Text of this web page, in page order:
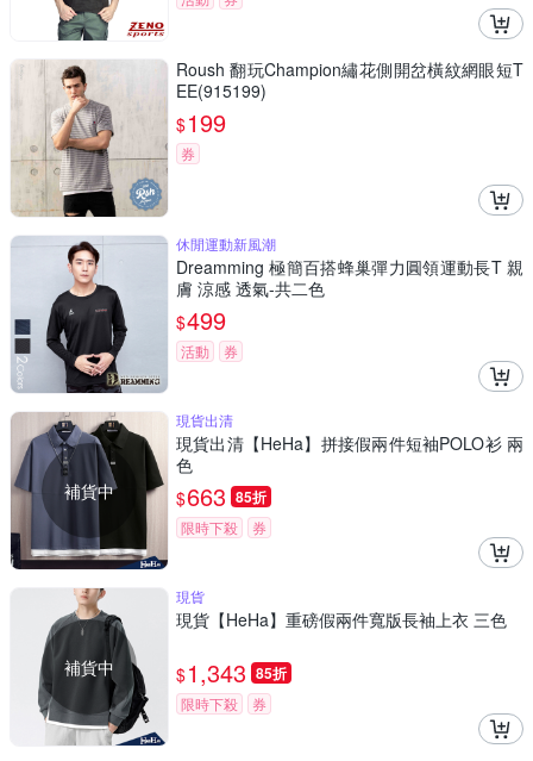
Roush 翻玩Champion繡花側開岔橫紋網眼短T
EE(915199)
$199
券
休閒運動新風潮
Dreamming 極簡百搭蜂巢彈力圓領運動長T 親
膚 涼感 透氣-共二色
$499
活動 券
補貨中
現貨出清
現貨出清【HeHa】拼接假兩件短袖POLO衫 兩
色
$663 85折
限時下殺 券
補貨中
現貨
現貨【HeHa】重磅假兩件寬版長袖上衣 三色
$1,343 85折
限時下殺 券